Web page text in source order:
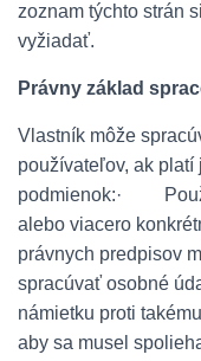
zoznam týchto strán
vyžiadať.
Právny základ
Vlastník môže
používateľov, ak
podmienok:·
alebo viacero
právnych predpisov
spracúvať osobné
námietku proti
aby sa musel